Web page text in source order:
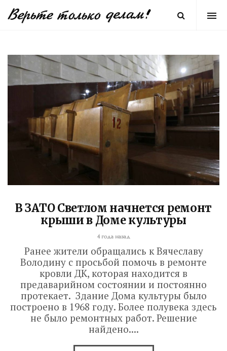
В ЗАТО Светлом начнется ремонт
крыши в Доме культуры
4 года назад
Ранее жители обращались к Вячеславу
Володину с просьбой помочь в ремонте
кровли ДК, которая находится в
предаварийном состоянии и постоянно
протекает. Здание Дома культуры было
построено в 1968 году. Более полувека здесь
не было ремонтных работ. Решение
найдено....